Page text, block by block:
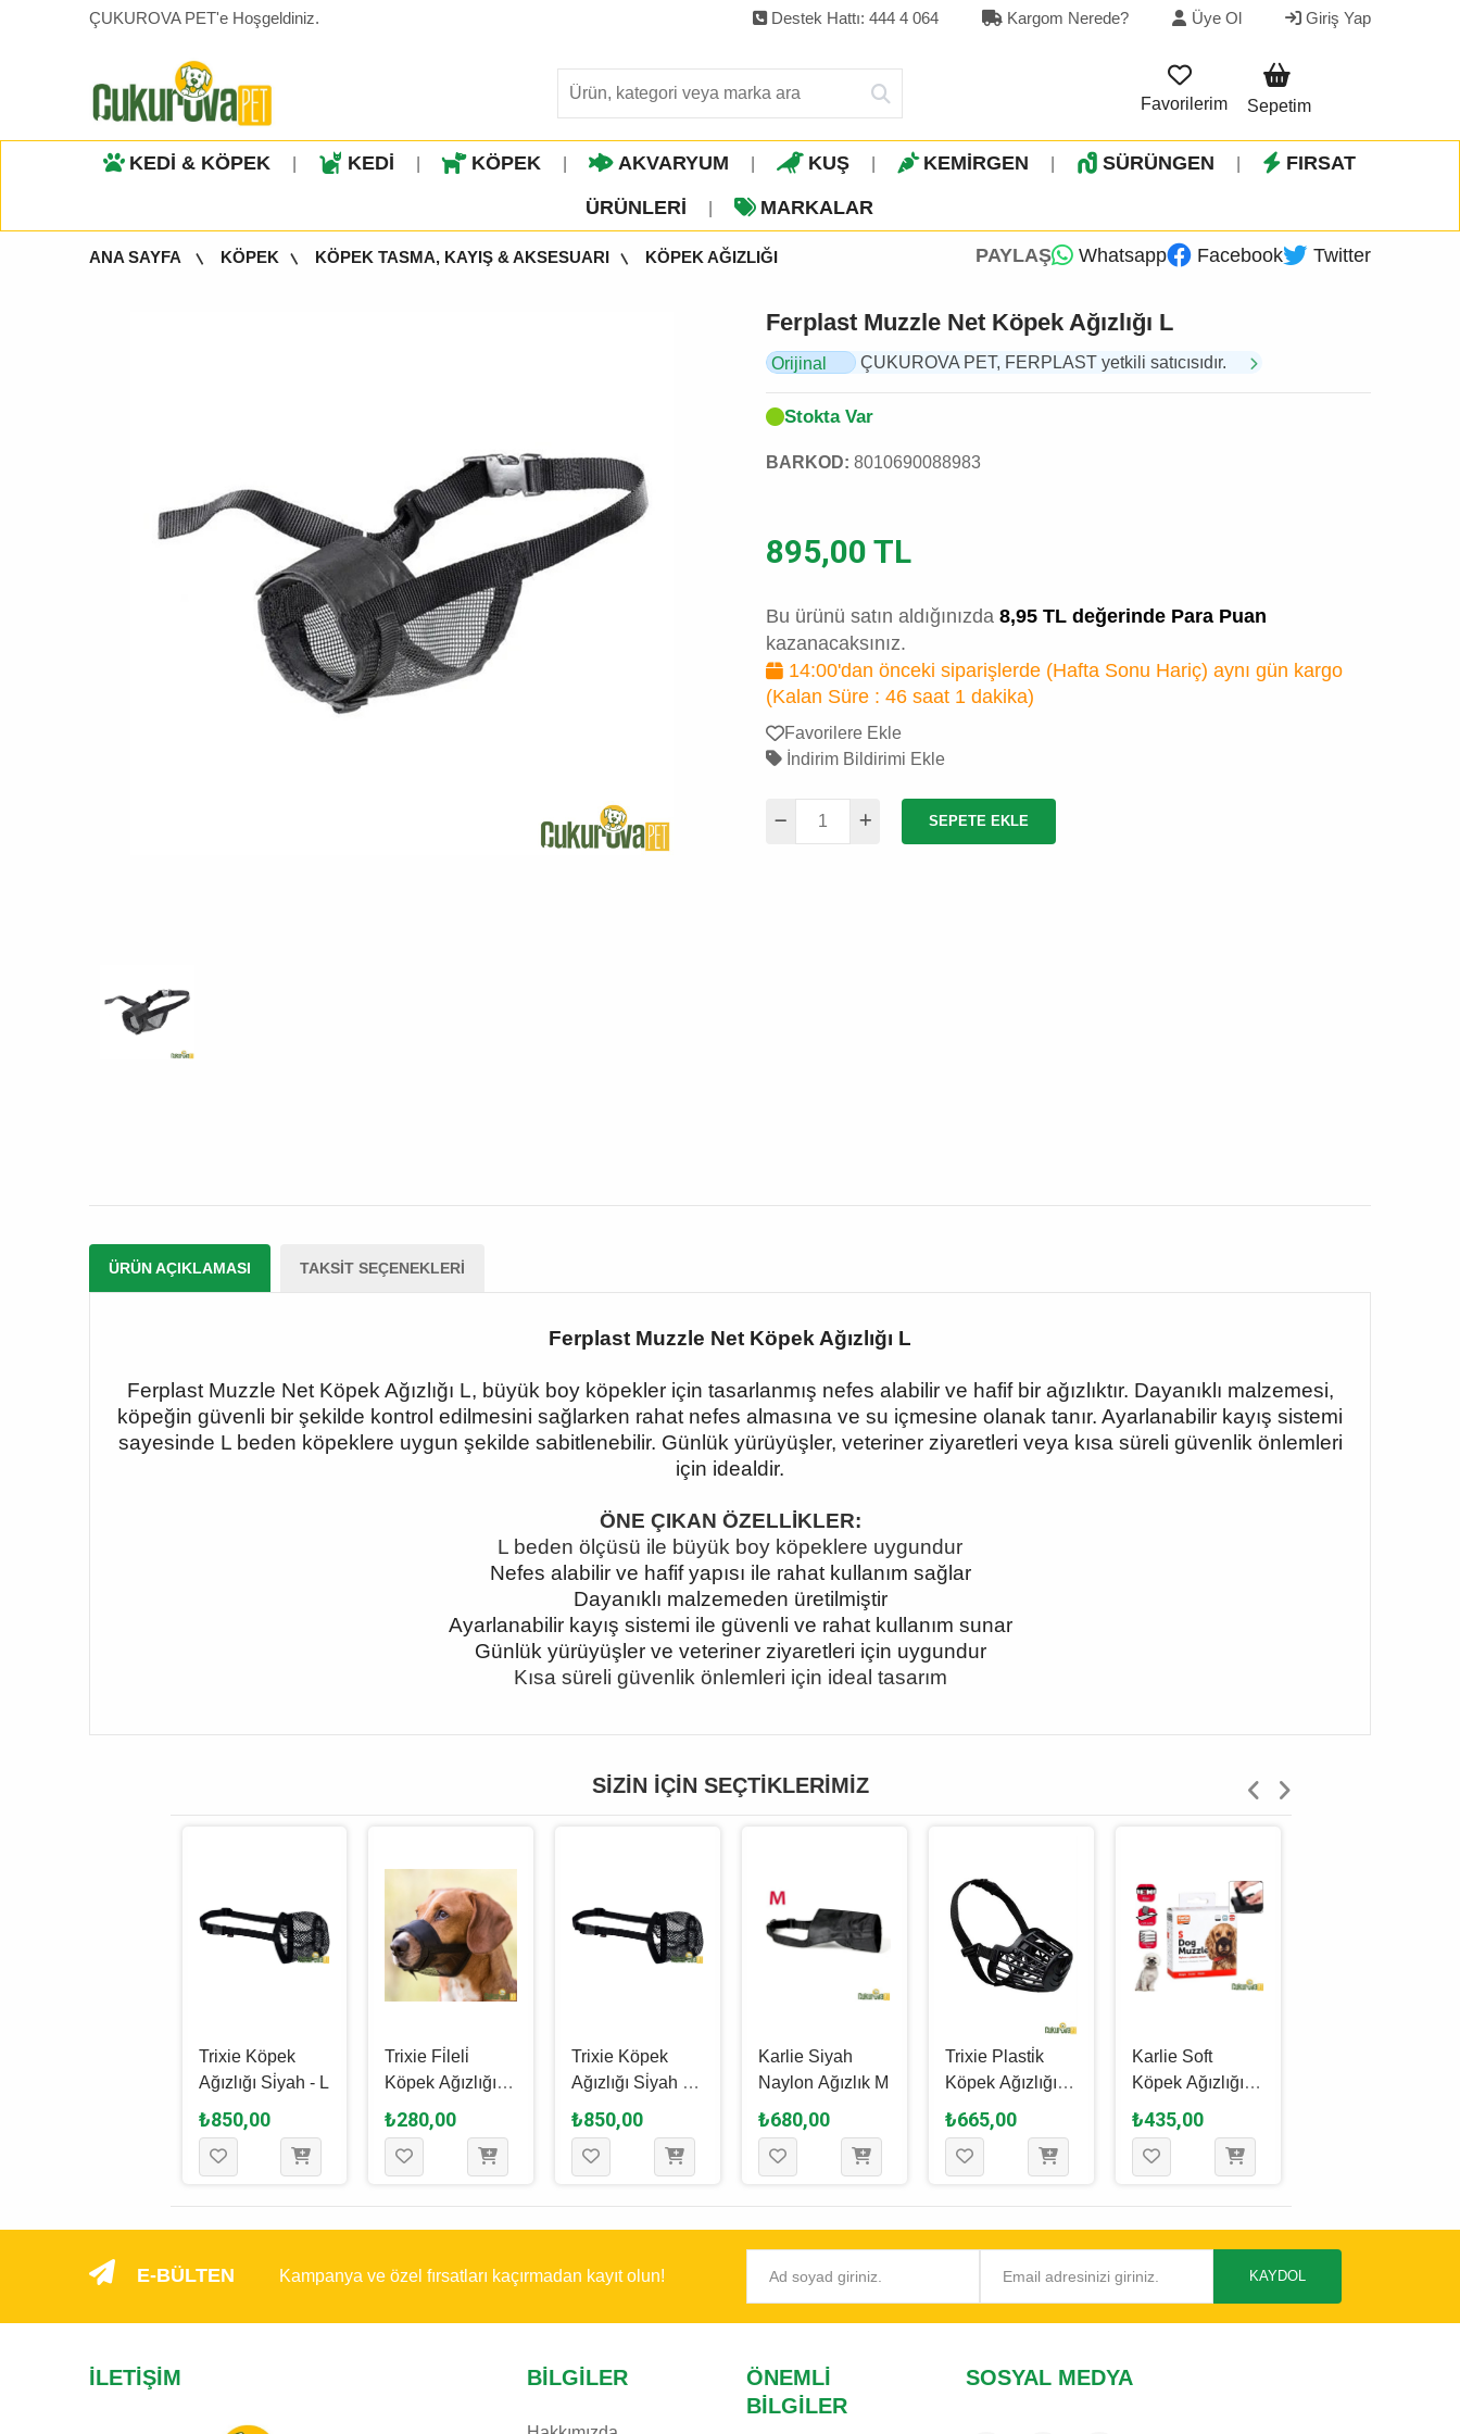
ÇUKUROVA PET'e Hoşgeldiniz. Destek Hattı: 444 4 064 Kargom Nerede? Üye Ol Giriş Yap
Favorilerim Sepetim
KEDİ & KÖPEK KEDİ KÖPEK AKVARYUM KUŞ KEMİRGEN SÜRÜNGEN FIRSAT
ÜRÜNLERI MARKALAR
ANA SAYFA KÖPEK KÖPEK TASMA, KAYIŞ & AKSESUARI KÖPEK AĞIZLIĞI PAYLAŞ Whatsapp Facebook Twitter
Ferplast Muzzle Net Köpek Ağızlığı L
Orijinal
ÇUKUROVA PET, FERPLAST yetkili satıcısıdır.
Stokta Var
BARKOD: 8010690088983
895,00 TL
Bu ürünü satın aldığınızda 8,95 TL değerinde Para Puan
kazanacaksınız.
14:00'dan önceki siparişlerde (Hafta Sonu Hariç) aynı gün kargo
(Kalan Süre : 46 saat 1 dakika)
Favorilere Ekle
İndirim Bildirimi Ekle
SEPETE EKLE
ÜRÜN AÇIKLAMASI TAKSIT SEÇENEKLERI
Ferplast Muzzle Net Köpek Ağızlığı L
Ferplast Muzzle Net Köpek Ağızlığı L, büyük boy köpekler için tasarlanmış nefes alabilir ve hafif bir ağızlıktır. Dayanıklı malzemesi,
köpeğin güvenli bir şekilde kontrol edilmesini sağlarken rahat nefes almasına ve su içmesine olanak tanır. Ayarlanabilir kayış sistemi
sayesinde L beden köpeklere uygun şekilde sabitlenebilir. Günlük yürüyüşler, veteriner ziyaretleri veya kısa süreli güvenlik önlemleri
için idealdir.
ÖNE ÇIKAN ÖZELLİKLER:
L beden ölçüsü ile büyük boy köpeklere uygundur
Nefes alabilir ve hafif yapısı ile rahat kullanım sağlar
Dayanıklı malzemeden üretilmiştir
Ayarlanabilir kayış sistemi ile güvenli ve rahat kullanım sunar
Günlük yürüyüşler ve veteriner ziyaretleri için uygundur
Kısa süreli güvenlik önlemleri için ideal tasarım
SIZIN İÇIN SEÇTIKLERIMIZ
Trixie Köpek
Ağızlığı Si̇yah - L
₺850,00
Trixie Fi̇leli̇
Köpek Ağızlığı
14 - 18 Cm - Xs -
S
₺280,00
Trixie Köpek
Ağızlığı Si̇yah -
Xl
₺850,00
Karlie Siyah
Naylon Ağızlık M
₺680,00
Trixie Plasti̇k
Köpek Ağızlığı
32 Cm - L
₺665,00
Karlie Soft
Köpek Ağızlığı
35 Cm - 48 Cm
₺435,00
E-BÜLTEN Kampanya ve özel fırsatları kaçırmadan kayıt olun! KAYDOL
İLETIŞIM BILGILER
ÖNEMLI
BILGILER
SOSYAL MEDYA